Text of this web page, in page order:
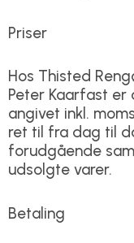
Priser
Hos Thisted
Peter Kaarfast er
angivet inkl.
ret til fra dag til
forudgående
udsolgte varer.
Betaling